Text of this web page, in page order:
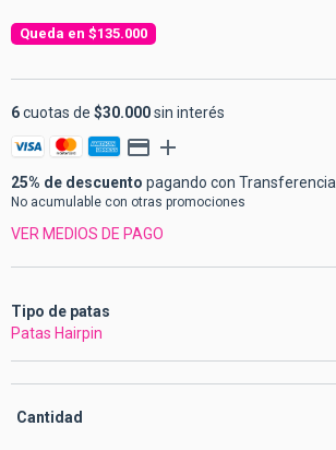
$135.000
6cuotas de $30.000sin interés
25% de descuento pagando con Transferencia
No acumulable con otras promociones
VER MEDIOS DE PAGO
Tipo de patas
Patas Hairpin
Cantidad